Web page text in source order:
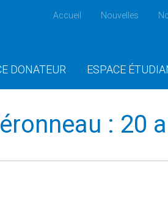
Accueil Nouvelles
DONATEUR ESPACE
: 20